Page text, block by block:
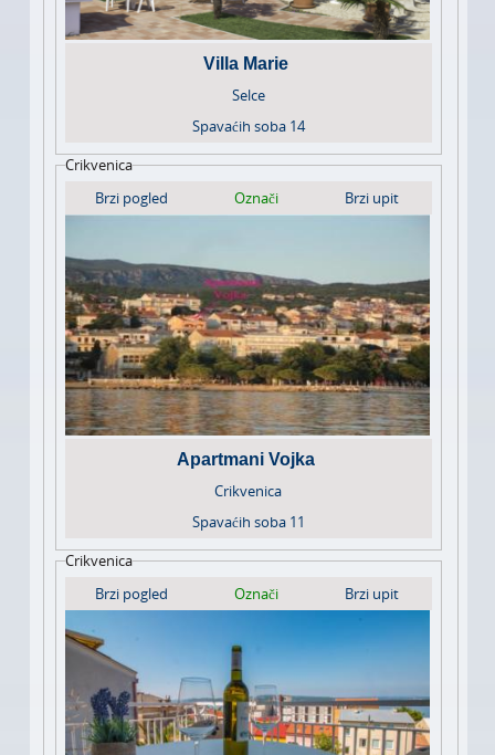
Villa Marie
Selce
Spavaćih soba 14
Crikvenica
Brzi pogled
Označi Brzi upit
Apartmani Vojka
Crikvenica
Spavaćih soba 11
Crikvenica
Brzi pogled
Označi Brzi upit